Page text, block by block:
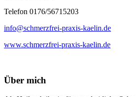
Telefon 0176/56715203
info@schmerzfrei-praxis-kaelin.de
www.schmerzfrei-praxis-kaelin.de
Über mich